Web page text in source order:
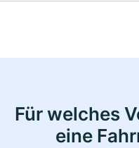
Für welches
eine